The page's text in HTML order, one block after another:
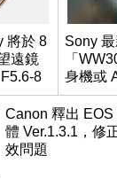
將於 8
遠鏡
8
Sony
「
身機或
成員？
Canon 釋出 EOS
體 Ver.1.3.1，修
效問題